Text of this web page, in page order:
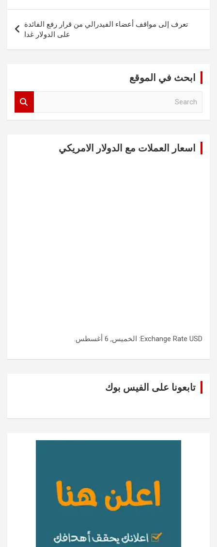
تعرف إلى مواقف أعضاء الفيدرالي من قرار رفع الفائدة
على الدولار غدا
ابحث في الموقع
اسعار العملات مع الدولار الامريكي
Exchange Rate USD : الخميس, 6 أغسطس.
تابعونا على الفيس بوك